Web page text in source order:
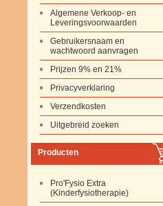
Algemene Verkoop- en
Leveringsvoorwaarden
Gebruikersnaam en
wachtwoord aanvragen
Prijzen 9% en 21%
Privacyverklaring
Verzendkosten
Uitgebreid zoeken
Producten
Pro'Fysio Extra
(Kinderfysiotherapie)